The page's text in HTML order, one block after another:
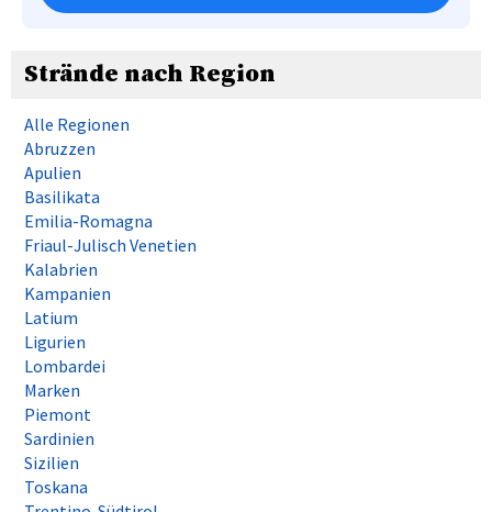
Strände nach Region
Alle Regionen
Abruzzen
Apulien
Basilikata
Emilia-Romagna
Friaul-Julisch Venetien
Kalabrien
Kampanien
Latium
Ligurien
Lombardei
Marken
Piemont
Sardinien
Sizilien
Toskana